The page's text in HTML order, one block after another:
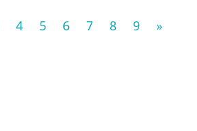
4 5 6 7 8 9 »